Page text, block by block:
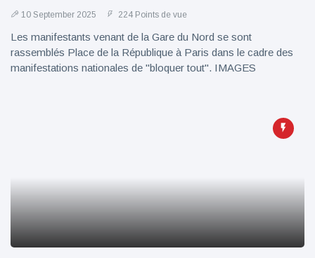
10 September 2025 224 Points de vue
Les manifestants venant de la Gare du Nord se sont
rassemblés Place de la République à Paris dans le cadre des
manifestations nationales de "bloquer tout". IMAGES